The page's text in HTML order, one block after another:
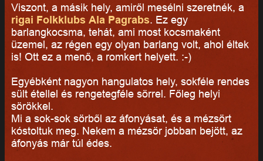
Viszont, a másik hely, amiről mesélni szeretnék, a
rigai Folkklubs Ala Pagrabs. Ez egy
barlangkocsma, tehát, ami most kocsmaként
üzemel, az régen egy olyan barlang volt, ahol éltek
is! Ott ez a menő, a romkert helyett. :-)
Egyébként nagyon hangulatos hely, sokféle rendes
sült étellel és rengetegféle sörrel. Főleg helyi
sörökkel.
Mi a sok-sok sörből az áfonyásat, és a mézsört
kóstoltuk meg. Nekem a mézsör jobban bejött, az
áfonyás már túl édes.